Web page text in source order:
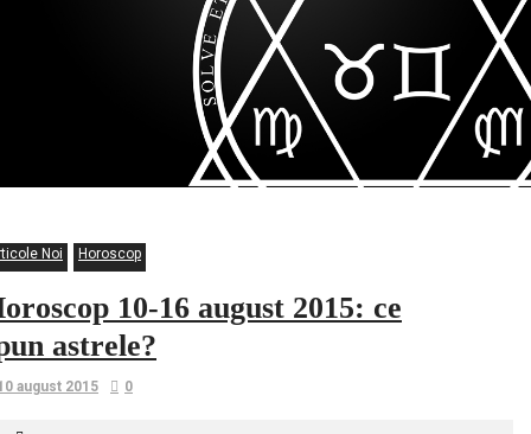
Noi Horoscop
10-16 august 2015: ce
astrele?
august 2015 0